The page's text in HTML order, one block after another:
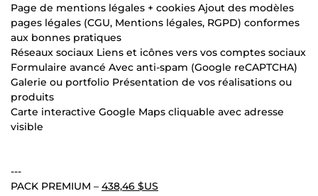
Page de mentions légales + cookies Ajout des modèles
pages légales (CGU, Mentions légales, RGPD) conformes
aux bonnes pratiques
Réseaux sociaux Liens et icônes vers vos comptes sociaux
Formulaire avancé Avec anti-spam (Google reCAPTCHA)
Galerie ou portfolio Présentation de vos réalisations ou
produits
Carte interactive Google Maps cliquable avec adresse
visible
---
PACK PREMIUM – 438,46 $US